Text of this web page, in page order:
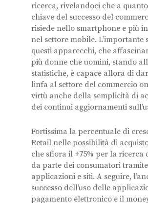
ricerca, rivelandoci che a
chiave del successo del
risiede nello smartphone e più
nel settore mobile. L’importante
questi apparecchi, che
più donne che uomini, stando
statistiche, è capace allora di
linfa al settore del commercio
virtù anche della semplicità di
dei continui aggiornamenti
Fortissima la percentuale di
Retail nelle possibilità di
che sfiora il +75% per la ricerca
da parte dei consumatori tramite
applicazioni e siti. A seguire,
successo dell’uso delle
pagamento elettronico e il